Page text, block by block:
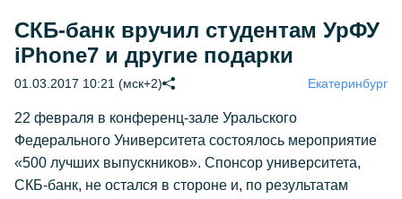
СКБ-банк вручил студентам УрФУ
iPhone7 и другие подарки
01.03.2017 10:21 (мск+2) Екатеринбург
22 февраля в конференц-зале Уральского
Федерального Университета состоялось мероприятие
«500 лучших выпускников». Спонсор университета,
СКБ-банк, не остался в стороне и, по результатам